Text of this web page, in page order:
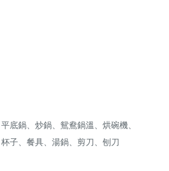
底鍋、炒鍋、鴛鴦鍋溫、烘碗機、
子、餐具、湯鍋、剪刀、刨刀